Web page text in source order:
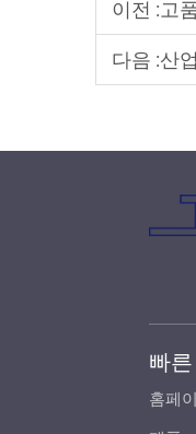
이전 :고
다음 :산
빠
홈페